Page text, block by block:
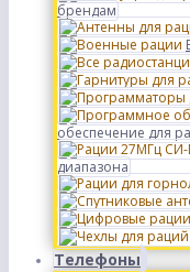
брендам
обеспечение для
диапазона
Телефоны